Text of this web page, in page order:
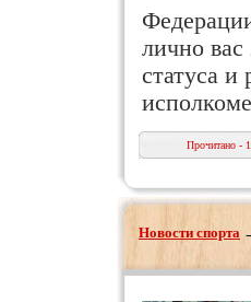
лично
статуса
Прочитано -
Новости спорта